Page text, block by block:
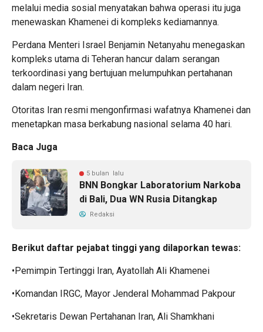
melalui media sosial menyatakan bahwa operasi itu juga
menewaskan Khamenei di kompleks kediamannya.
Perdana Menteri Israel Benjamin Netanyahu menegaskan
kompleks utama di Teheran hancur dalam serangan
terkoordinasi yang bertujuan melumpuhkan pertahanan
dalam negeri Iran.
Otoritas Iran resmi mengonfirmasi wafatnya Khamenei dan
menetapkan masa berkabung nasional selama 40 hari.
Baca Juga
5 bulan lalu
BNN Bongkar Laboratorium Narkoba
di Bali, Dua WN Rusia Ditangkap
Redaksi
Berikut daftar pejabat tinggi yang dilaporkan tewas:
•Pemimpin Tertinggi Iran, Ayatollah Ali Khamenei
•Komandan IRGC, Mayor Jenderal Mohammad Pakpour
•Sekretaris Dewan Pertahanan Iran, Ali Shamkhani